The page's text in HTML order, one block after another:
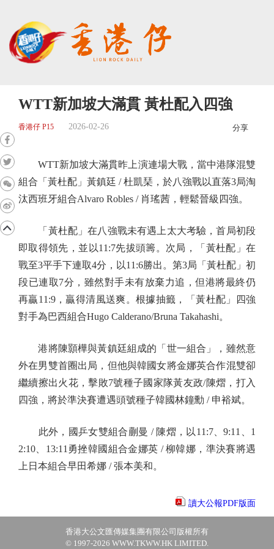
WTT新加坡大滿貫 黃杜配入四強
香港仔 P15 2026-02-26 分享
WTT新加坡大滿貫昨上演連場大戰，當中港隊混雙
組合「黃杜配」黃鎮廷 / 杜凱琹，於八強戰以直落3局淘
汰西班牙組合Alvaro Robles / 肖瑤茜，輕鬆晉級四強。
「黃杜配」在八強戰未有遇上太大考驗，首局初段
即取得領先，並以11:7先拔頭籌。次局，「黃杜配」在
戰至3平手下連取4分，以11:6勝出。第3局「黃杜配」初
段已連取7分，雖然對手未有放棄力追，但港將最終仍
再贏11:9，贏得清風送爽。根據抽籤，「黃杜配」四強
對手為巴西組合Hugo Calderano/Bruna Takahashi。
港將陳顥樺與黃鎮廷組成的「世一組合」，雖然意
外在男雙首圈出局，但他與韓國女將金娜英合作混雙卻
繼續擦出火花，擊敗7號種子國家隊黃友政/陳熠，打入
四強，將於準決賽遭遇頭號種子韓國林鐘勳 / 申裕斌。
此外，國乒女雙組合蒯曼 / 陳熠，以11:7、9:11、1
2:10、13:11勇挫韓國組合金娜英 / 柳韓娜，準決賽將遇
上日本組合早田希娜 / 張本美和。
讀大公報PDF版面
香港大公文匯傳媒集團有限公司版權所有
© 1997-2026 WWW.TKWW.HK LIMITED.